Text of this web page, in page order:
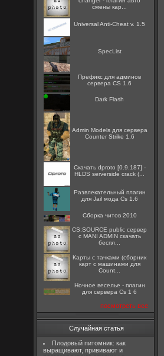
смены кар...
Universal Anti-Cheat v. 1.5
SpecList
Префикс для админов
сервера CS 1.6
Dark Flash
Admin Models для сервера
Counter Strike 1.6
Скачать dproto [0.9.187] -
HLDS serverside crack (...
Развлекательный плагин
для Jail мода Cs 1.6
Сборка читов 2010
CS:SOURCE public сервер
с MANI ADMIN скачать
беспл...
Карты с тачками (сборник
карт с машинами для
Count...
Ночное веселье - плагин
для сервера Cs 1 6
посмотреть все
Случайная статья
Плодовый питомник: как
выращивают, прививают и